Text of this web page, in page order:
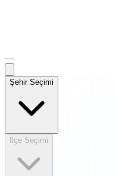
—
Şehir Seçimi
İlçe Seçimi